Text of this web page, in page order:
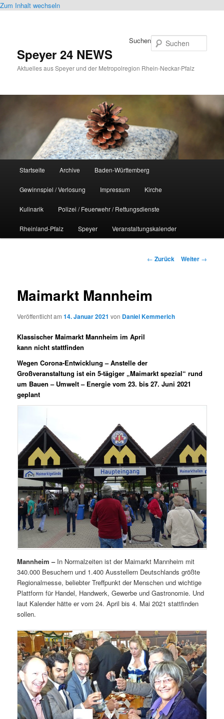
Zum Inhalt wechseln
Speyer 24 NEWS
Aktuelles aus Speyer und der Metropolregion Rhein-Neckar-Pfalz
Suchen
Startseite Archive Baden-Württemberg
Gewinnspiel / Verlosung Impressum Kirche
Kulinarik Polizei / Feuerwehr / Rettungsdienste
Rheinland-Pfalz Speyer Veranstaltungskalender
Beitrags-
← Zurück Weiter →
Maimarkt Mannheim
Veröffentlicht am14. Januar 2021 von Daniel Kemmerich
Klassischer Maimarkt Mannheim im April
kann nicht stattfinden
Wegen Corona-Entwicklung – Anstelle der
Großveranstaltung ist ein 5-tägiger „Maimarkt spezial“ rund
um Bauen – Umwelt – Energie vom 23. bis 27. Juni 2021
geplant
Mannheim –In Normalzeiten ist der Maimarkt Mannheim mit
340.000 Besuchern und 1.400 Ausstellern Deutschlands größte
Regionalmesse, beliebter Treffpunkt der Menschen und wichtige
Plattform für Handel, Handwerk, Gewerbe und Gastronomie. Und
laut Kalender hätte er vom 24. April bis 4. Mai 2021 stattfinden
sollen.